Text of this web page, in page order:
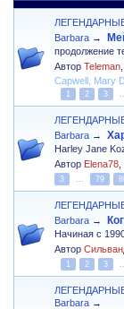
Barbara →
продолжение
АвторTeleman
Capwell Mary
1 2 3
Barbara →
Harley Jane
Автор Elena78
3
79
Barbara →
Начиная с
Автор
1 2 3
Barbara →